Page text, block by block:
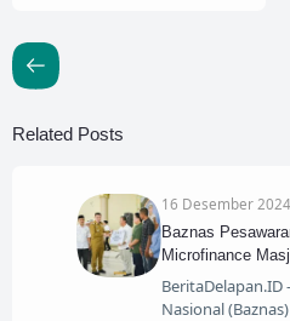
Related Posts
16 Desember 2024
Baznas
Microfinance
BeritaDelapan.ID
Nasional